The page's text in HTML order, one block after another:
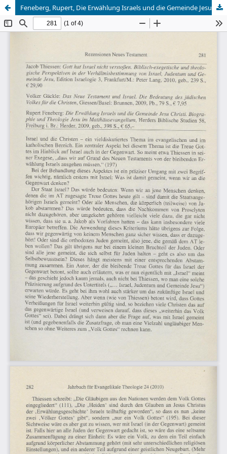
Feneberg, Rupert, Die Erwählung Israels und die Gemeinde Jesu Christi